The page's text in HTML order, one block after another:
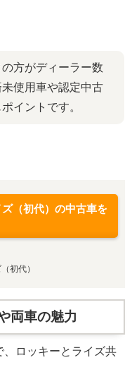
方がディーラー数
使用車や認定中古
イントです。
（初代）の中古車を
初代）
両車の魅力
ロッキーとライズ共